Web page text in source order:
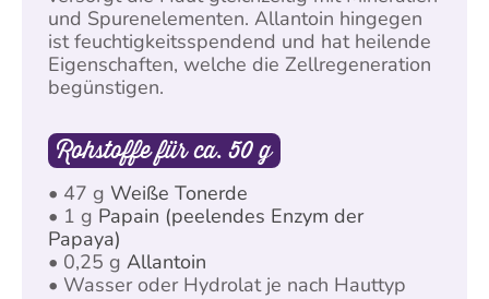
und Spurenelementen. Allantoin hingegen
ist feuchtigkeitsspendend und hat heilende
Eigenschaften, welche die Zellregeneration
begünstigen.
Rohstoffe für ca. 50 g
• 47 g Weiße Tonerde
• 1 g Papain (peelendes Enzym der
Papaya)
• 0,25 g Allantoin
• Wasser oder Hydrolat je nach Hauttyp